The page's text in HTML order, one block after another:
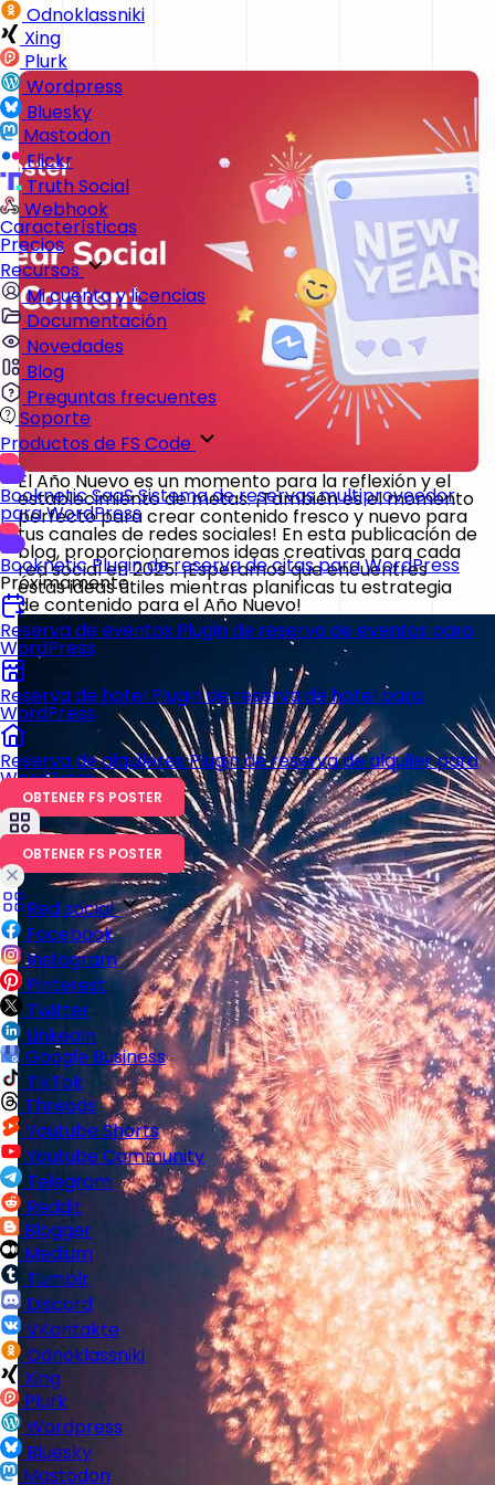
Odnoklassniki
Xing
Plurk
Wordpress
Bluesky
Mastodon
Flickr
Truth Social
Webhook
Características
Precios
Recursos
Mi cuenta y licencias
Documentación
Novedades
Blog
Preguntas frecuentes
Soporte
Productos de FS Code
Booknetic SaaSSistema de reservas multiproveedor
para WordPress
BookneticPlugin de reserva de citas para WordPress
Próximamente
Reserva de eventos Plugin de reserva de eventos para
WordPress
Reserva de hotel Plugin de reserva de hotel para
WordPress
Reserva de alquileresPlugin de reserva de alquiler para
WordPress
OBTENER FS POSTER
OBTENER FS POSTER
Red social
Facebook
Instagram
Pinterest
Twitter
LinkedIn
Google Business
TikTok
Threads
Youtube Shorts
Youtube Community
Telegram
Reddit
Blogger
Medium
Tumblr
Discord
VKontakte
Odnoklassniki
Xing
Plurk
Wordpress
Bluesky
Mastodon
El Año Nuevo es un momento para la reflexión y el
establecimiento de metas. ¡También es el momento
perfecto para crear contenido fresco y nuevo para
tus canales de redes sociales! En esta publicación de
blog, proporcionaremos ideas creativas para cada
red social en 2025. ¡Esperamos que encuentres
estas ideas útiles mientras planificas tu estrategia
de contenido para el Año Nuevo!